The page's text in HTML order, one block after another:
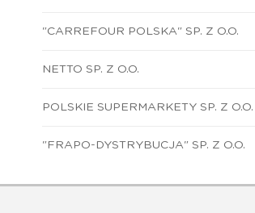
"CARREFOUR POLSKA" SP. Z O.O.
NETTO SP. Z O.O.
POLSKIE SUPERMARKETY SP. Z O.O.
"FRAPO-DYSTRYBUCJA" SP. Z O.O.